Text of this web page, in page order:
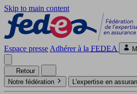
Skip to main content
Espace presse Adhérer à la FEDEA
Retour
Notre fédération
L'expertise en